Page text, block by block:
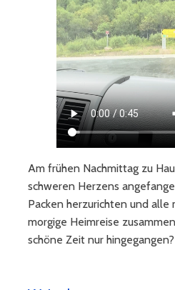
Am frühen Nachmittag zu
schweren Herzens
Packen herzurichten und alle
morgige Heimreise
schöne Zeit nur